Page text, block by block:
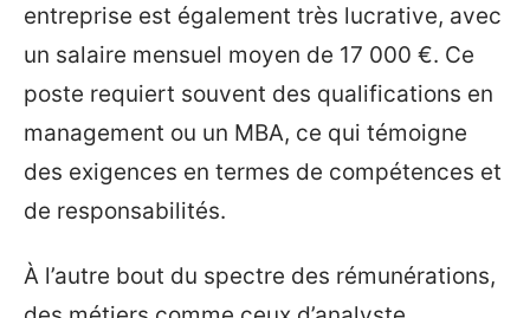
entreprise est également très lucrative, avec
un salaire mensuel moyen de 17 000 €. Ce
poste requiert souvent des qualifications en
management ou un MBA, ce qui témoigne
des exigences en termes de compétences et
de responsabilités.
À l’autre bout du spectre des rémunérations,